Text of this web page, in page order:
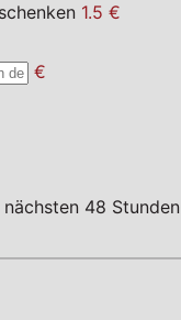
1.5 €
€
48